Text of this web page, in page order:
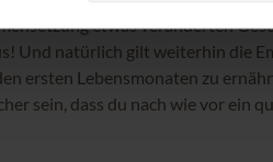
etwas veränderten
Und natürlich gilt weiterhin die
ersten Lebensmonaten zu
sein, dass du nach wie vor ein